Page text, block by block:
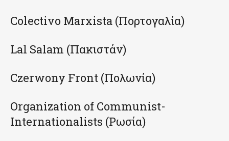
Colectivo Marxista (Πορτογαλία)
Lal Salam (Πακιστάν)
Czerwony Front (Πολωνία)
Organization of Communist-
Internationalists (Ρωσία)